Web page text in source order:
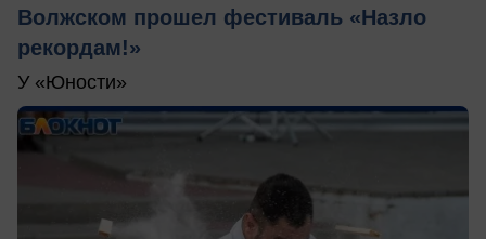
Волжском прошел фестиваль «Назло
рекордам!»
У «Юности»